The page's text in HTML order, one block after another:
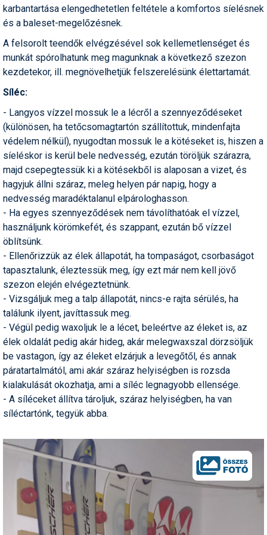
Humor
Ingatlan
Játékok
Kerékpár
Korcsolya
Könyvajánló
Magazinok
Munkavállalás
Olvasnivaló
Pályázatok
Portálinfo
Rajzok
Síbérletárak
Síbörze
Sícipő
Sífelszerelés
Sífutás
Símánia
Síoktatás
karbantartása elengedhetetlen feltétele a komfortos síelésnek
és a baleset-megelőzésnek.
A felsorolt teendők elvégzésével sok kellemetlenséget és
munkát spórolhatunk meg magunknak a következő szezon
kezdetekor, ill. megnövelhetjük felszerelésünk élettartamát.
Síléc:
- Langyos vízzel mossuk le a lécről a szennyeződéseket
(különösen, ha tetőcsomagtartón szállítottuk, mindenfajta
védelem nélkül), nyugodtan mossuk le a kötéseket is, hiszen a
síeléskor is kerül bele nedvesség, ezután töröljük szárazra,
majd csepegtessük ki a kötésekből is alaposan a vizet, és
hagyjuk állni száraz, meleg helyen pár napig, hogy a
nedvesség maradéktalanul elpárologhasson.
- Ha egyes szennyeződések nem távolíthatóak el vízzel,
használjunk körömkefét, és szappant, ezután bő vízzel
öblítsünk.
- Ellenőrizzük az élek állapotát, ha tompaságot, csorbaságot
tapasztalunk, éleztessük meg, így ezt már nem kell jövő
szezon elején elvégeztetnünk.
- Vizsgáljuk meg a talp állapotát, nincs-e rajta sérülés, ha
találunk ilyent, javíttassuk meg.
- Végül pedig waxoljuk le a lécet, beleértve az éleket is, az
élek oldalát pedig akár hideg, akár melegwaxszal dörzsöljük
be vastagon, így az éleket elzárjuk a levegőtől, és annak
páratartalmától, ami akár száraz helyiségben is rozsda
kialakulását okozhatja, ami a síléc legnagyobb ellensége.
- A síléceket állítva tároljuk, száraz helyiségben, ha van
síléctartónk, tegyük abba.